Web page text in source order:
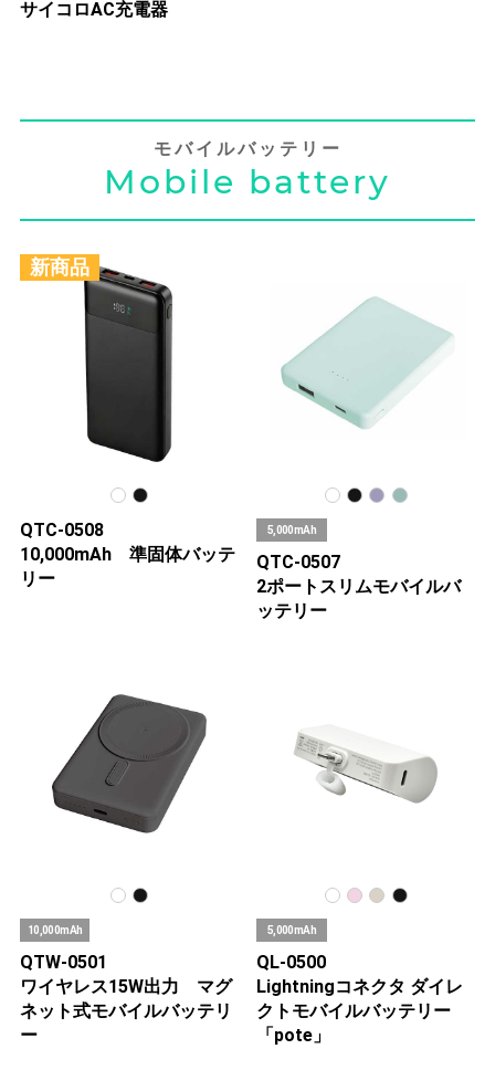
サイコロAC充電器
モバイルバッテリー
Mobile battery
QTC-0508
10,000mAh 準固体バッテ
リー
5,000mAh
QTC-0507
2ポートスリムモバイルバ
ッテリー
10,000mAh
QTW-0501
ワイヤレス15W出力 マグ
ネット式モバイルバッテリ
ー
5,000mAh
QL-0500
Lightningコネクタ ダイレ
クトモバイルバッテリー
「pote」